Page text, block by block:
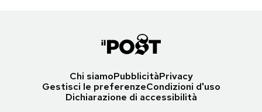
Chi siamoPubblicitàPrivacy
Gestisci le preferenzeCondizioni d'uso
Dichiarazione di accessibilità